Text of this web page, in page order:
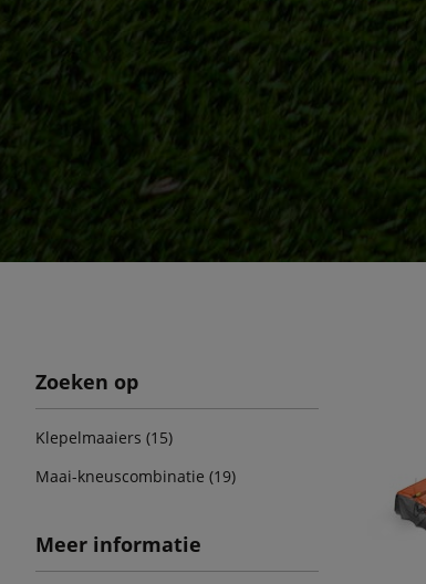
Zoeken op
Klepelmaaiers (15)
Maai-kneuscombinatie (19)
Meer informatie